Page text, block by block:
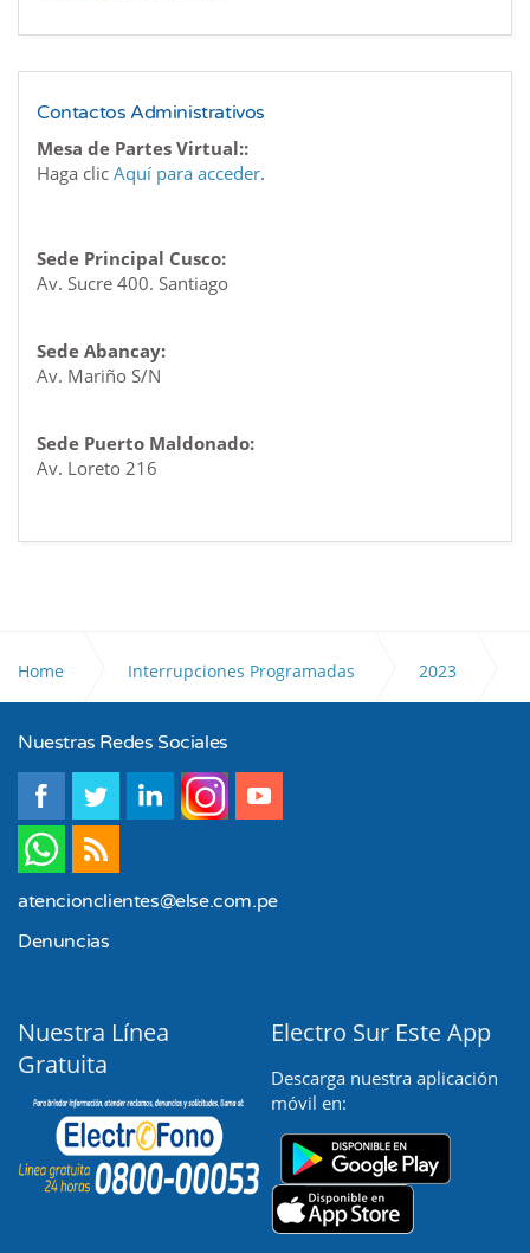
Contactos Administrativos
Mesa de Partes Virtual::
Haga clic Aquí para acceder.
Sede Principal Cusco:
Av. Sucre 400. Santiago
Sede Abancay:
Av. Mariño S/N
Sede Puerto Maldonado:
Av. Loreto 216
Home Interrupciones Programadas 2023
Enero
Nuestras Redes Sociales
atencionclientes@else.com.pe
Denuncias
Nuestra Línea
Gratuita
Electro Sur Este App
Descarga nuestra aplicación
móvil en: